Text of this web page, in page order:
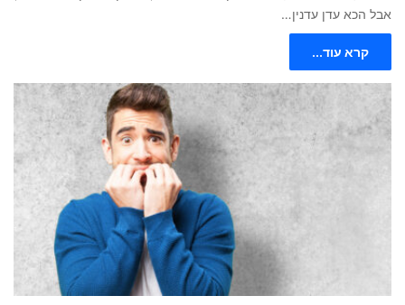
אבל הכא עדן עדנין…
קרא עוד...